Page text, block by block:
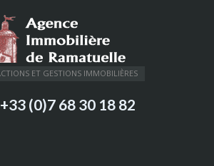
ET GESTIONS IMMOBILIÈRES
+33 (0)7 68 30 18 82